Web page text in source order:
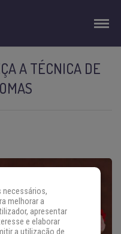
A TÉCNICA DE
necessários,
melhorar a
apresentar
e elaborar